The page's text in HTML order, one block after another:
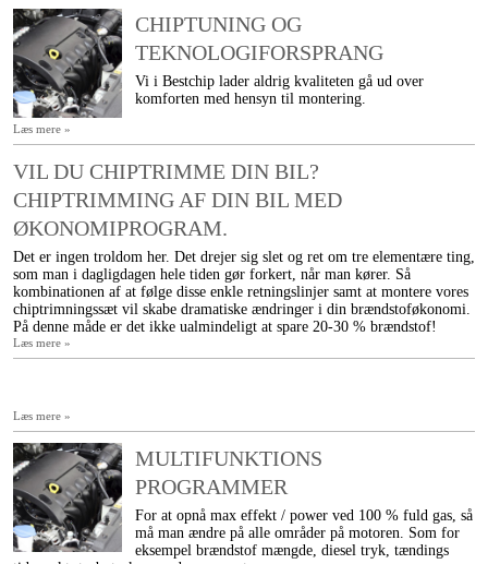
CHIPTUNING OG
TEKNOLOGIFORSPRANG
Vi i Bestchip lader aldrig kvaliteten gå ud over
komforten med hensyn til montering.
Læs mere »
VIL DU CHIPTRIMME DIN BIL?
CHIPTRIMMING AF DIN BIL MED
ØKONOMIPROGRAM.
Det er ingen troldom her. Det drejer sig slet og ret om tre elementære ting,
som man i dagligdagen hele tiden gør forkert, når man kører. Så
kombinationen af at følge disse enkle retningslinjer samt at montere vores
chiptrimningssæt vil skabe dramatiske ændringer i din brændstoføkonomi.
På denne måde er det ikke ualmindeligt at spare 20-30 % brændstof!
Læs mere »
Læs mere »
MULTIFUNKTIONS
PROGRAMMER
For at opnå max effekt / power ved 100 % fuld gas, så
må man ændre på alle områder på motoren. Som for
eksempel brændstof mængde, diesel tryk, tændings